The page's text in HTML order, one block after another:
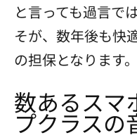
と言っても過言で
そが、数年後も快
の担保となります。
数あるスマ
プクラスの